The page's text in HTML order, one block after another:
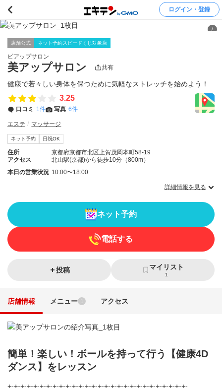
ログイン・登録
/
店舗公式 ネット予約スピードくじ対象店
ビアップサロン
美アップサロン 共有
健康で若々しい身体を保つために気軽なストレッチを始めよう！
3.25
口コミ 1件 写真 6件
エステ マッサージ
ネット予約 日祝OK
住所
京都府京都市北区上賀茂岡本町58-19
アクセス
北山駅(京都)から徒歩10分（800m）
本日の営業状況 10:00〜18:00
詳細情報を見る
ネット予約
電話する
投稿 マイリスト
1
店舗情報 メニュー 1 アクセス
簡単！楽しい！ボールを持って行う【健康4D
ダンス】をレッスン
+-+-+-+-+-+-+-+-+-+-+-+-+-+-+-+-+-+-+-+-+-+-+-+-+-+-+-+-